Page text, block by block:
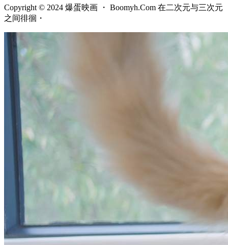
Copyright © 2024 爆蛋映画 ・ Boomyh.Com 在二次元与三次元
之间徘徊・